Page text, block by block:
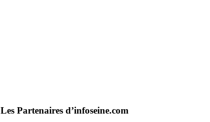
Les Partenaires d’infoseine.com